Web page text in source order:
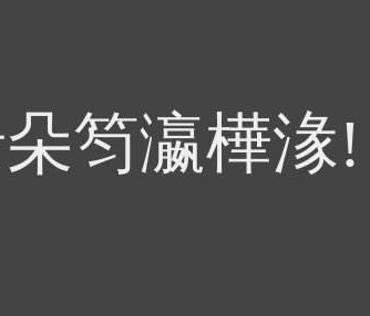
笉瀛樺湪!